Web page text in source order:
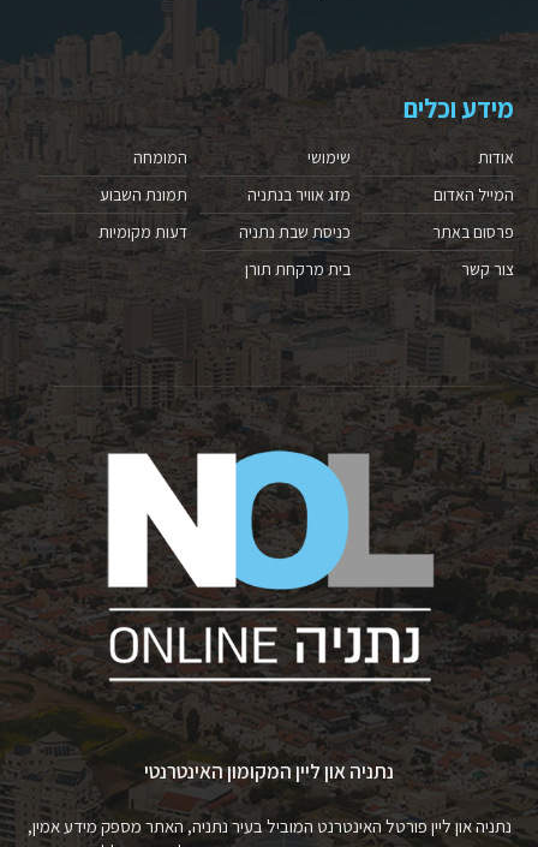
מידע וכלים
אודות
המייל האדום
פרסום באתר
צור קשר
שימושי
מזג אוויר בנתניה
כניסת שבת נתניה
בית מרקחת תורן
המומחה
תמונת השבוע
דעות מקומיות
נתניה און ליין המקומון האינטרנטי
נתניה און ליין פורטל האינטרנט המוביל בעיר נתניה, האתר מספק מידע אמין,